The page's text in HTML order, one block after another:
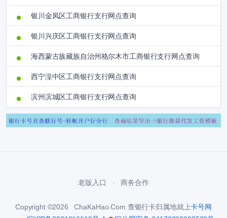
银川金凤区工商银行支行网点查询
银川兴庆区工商银行支行网点查询
海西蒙古族藏族自治州格尔木市工商银行支行网点查询
西宁湟中区工商银行支行网点查询
滨州滨城区工商银行支行网点查询
老版入口 商务合作
Copyright ©2026 ChaKaHao.Com 查银行卡归属地就上卡号网